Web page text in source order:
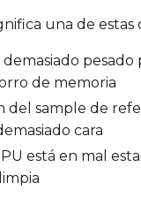
una de estas
pesado
de memoria
del sample de
cara
está en mal